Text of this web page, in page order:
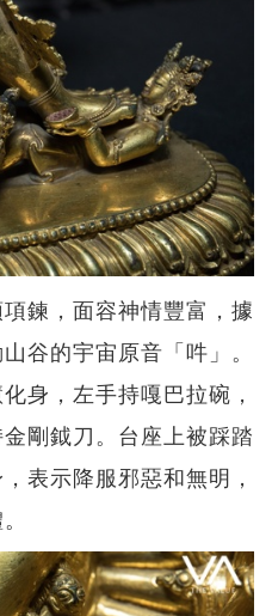
鍊，面容神情豐富，據
谷的宇宙原音「吽」。
身，左手持嘎巴拉碗，
剛鉞刀。台座上被踩踏
表示降服邪惡和無明，